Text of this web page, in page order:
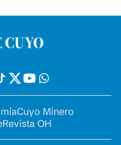
Cuyo Minero
Revista OH